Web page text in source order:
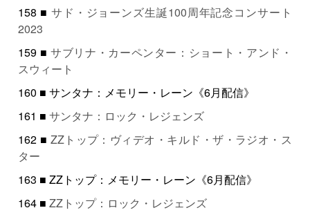
158 ■ サド・ジョーンズ生誕100周年記念コンサート
2023
159 ■サブリナ・カーペンター：ショート・アンド・
スウィート
160 ■ サンタナ：メモリー・レーン《6月配信》
161 ■サンタナ：ロック・レジェンズ
162 ■ ZZトップ：ヴィデオ・キルド・ザ・ラジオ・ス
ター
163 ■ ZZトップ：メモリー・レーン《6月配信》
164 ■ZZトップ：ロック・レジェンズ